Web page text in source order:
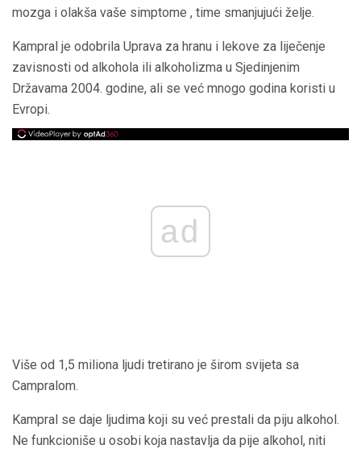
mozga i olakša vaše simptome , time smanjujući želje.
Kampral je odobrila Uprava za hranu i lekove za liječenje
zavisnosti od alkohola ili alkoholizma u Sjedinjenim
Državama 2004. godine, ali se već mnogo godina koristi u
Evropi.
ad
Više od 1,5 miliona ljudi tretirano je širom svijeta sa
Campralom.
Kampral se daje ljudima koji su već prestali da piju alkohol.
Ne funkcioniše u osobi koja nastavlja da pije alkohol, niti